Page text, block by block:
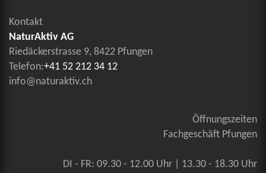
Kontakt
NaturAktiv AG
Riedäckerstrasse 9, 8422 Pfungen
Telefon:+41 52 212 34 12
info@naturaktiv.ch
Öffnungszeiten
Fachgeschäft Pfungen
DI - FR: 09.30 - 12.00 Uhr | 13.30 - 18.30 Uhr